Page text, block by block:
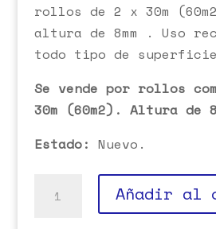
rollos de 2 x 30m
altura de 8mm . Uso
todo tipo de
Se vende por rollos
30m (60m2). Altura de
Estado: Nuevo.
Artificial
Añadir al